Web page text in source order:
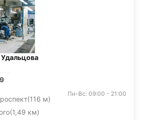
(116 м)
(1,49 км)
Пн-Вс: 09:00 - 21:00